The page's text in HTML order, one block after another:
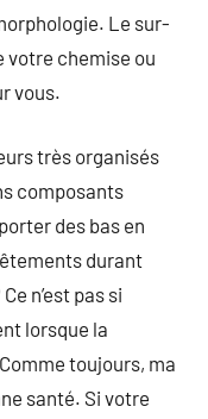
Le sur-
votre chemise ou
vous.
très organisés
composants
des bas en
durant
n’est pas si
lorsque la
toujours, ma
santé. Si votre